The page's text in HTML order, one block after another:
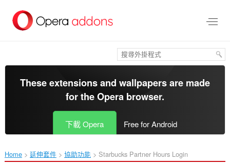
區
These extensions and wallpapers are made
for theOpera browser.
下載 Opera Free for Android
Home 延伸套件 協助功能 Starbucks Partner Hours Login‎